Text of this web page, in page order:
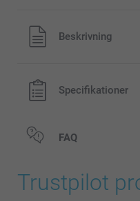
Alla priser är i svenska
exklusive porto.
Beskrivning
Specifikationer
FAQ
Trustpilot